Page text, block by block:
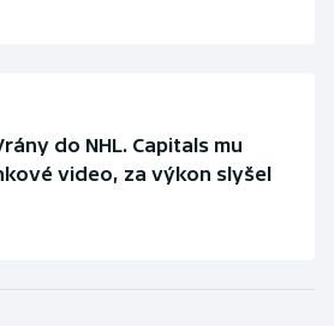
do NHL. Capitals mu
video, za výkon slyšel